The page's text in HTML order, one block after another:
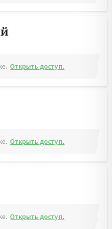
Открыть доступ.
Открыть доступ.
Открыть доступ.